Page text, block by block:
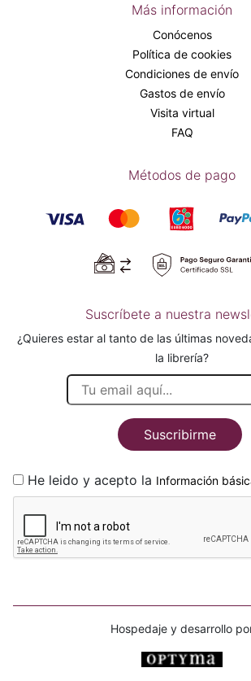
Más información
Conócenos
Política de cookies
Condiciones de envío
Gastos de envío
Visita virtual
FAQ
Métodos de pago
Suscríbete a nuestra
¿Quieres estar al tanto de las últimas
la librería?
Suscribirme
He leido y acepto la Información
Hospedaje y desarrollo